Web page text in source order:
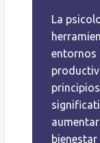
La
entornos